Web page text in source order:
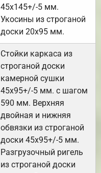
45х145+/-5 мм.
Укосины из строганой
доски 20х95 мм.
Стойки каркаса из
строганой доски
камерной сушки
45х95+/-5 мм. с шагом
590 мм. Верхняя
двойная и нижняя
обвязки из строганой
доски 45х95+/-5 мм.
Разгрузочный ригель
из строганой доски